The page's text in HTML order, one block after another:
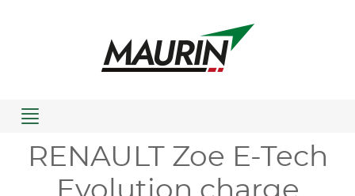
Menu
RENAULT Zoe E-Tech